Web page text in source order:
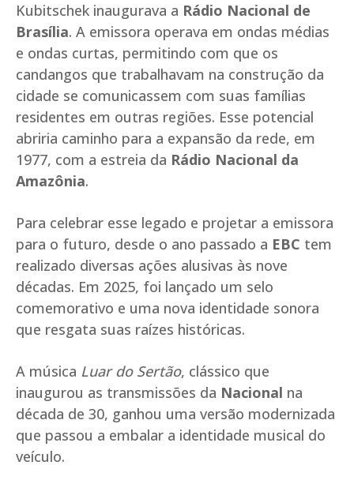
Kubitschek inaugurava a Rádio Nacional de
Brasília. A emissora operava em ondas médias
e ondas curtas, permitindo com que os
candangos que trabalhavam na construção da
cidade se comunicassem com suas famílias
residentes em outras regiões. Esse potencial
abriria caminho para a expansão da rede, em
1977, com a estreia da Rádio Nacional da
Amazônia.
Para celebrar esse legado e projetar a emissora
para o futuro, desde o ano passado a EBC tem
realizado diversas ações alusivas às nove
décadas. Em 2025, foi lançado um selo
comemorativo e uma nova identidade sonora
que resgata suas raízes históricas.
A música Luar do Sertão, clássico que
inaugurou as transmissões da Nacional na
década de 30, ganhou uma versão modernizada
que passou a embalar a identidade musical do
veículo.